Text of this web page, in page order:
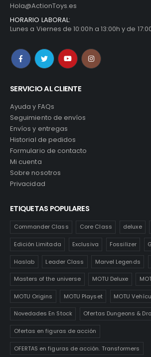
Hola@ActionToys.es
HORARIO LABORAL:
Lunes a Viernes de 10:00h a 13:00h y de
SERVICIO AL CLIENTE
Ayuda y FAQs
Seguimiento de envíos
Envíos y entregas
Historial de pedidos
Formulario de contacto
Mi cuenta
Sobre nosotros
Privacidad
ETIQUETAS POPULARES
Commander Class Core Class deluxe
Edición Limitada Exclusiva Fossilizer
Haslab Leader Class Marvel Legends
Masters of the universe MOTU Deluxe
MOTU Origins MOTU Playset MOTU
Novedades En Stock Ofertas Dungeons &
Ofertas en figuras de acción
OFERTAS en figuras de acción. Transformers